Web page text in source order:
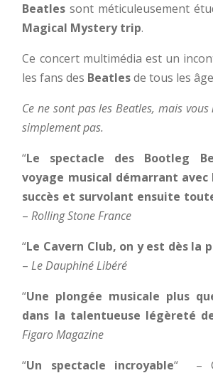
Beatles sont méticuleusement
Magical Mystery trip.
Ce concert multimédia est un
les fans des Beatlesde tous les
Ce ne sont pas les Beatles, mais
simplement pas.
“Le spectacle des Bootleg
voyage musical démarrant
succès et survolant ensuite
–Rolling Stone France
“Le Cavern Club, on y est dès la
–Le Dauphiné Libéré
“Une plongée musicale plus
dans la talentueuse légèreté
Figaro Magazine
“Un spectacle incroyable“
–